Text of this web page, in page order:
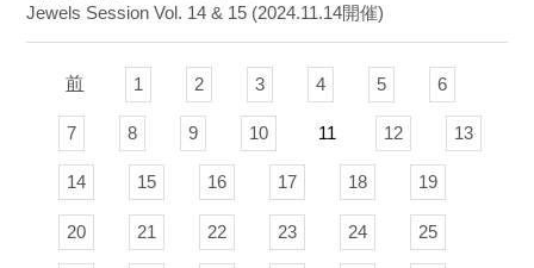
Jewels Session Vol. 14 & 15 (2024.11.14開催)
前 1 2 3 4 5 6
7 8 9 10 11 12 13
14 15 16 17 18 19
20 21 22 23 24 25